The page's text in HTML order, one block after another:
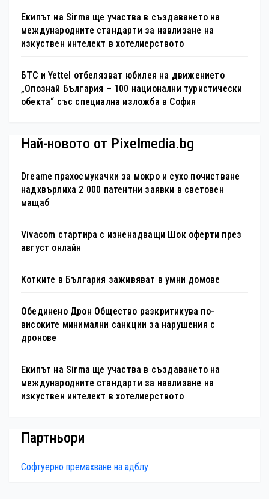
Екипът на Sirma ще участва в създаването на
международните стандарти за навлизане на
изкуствен интелект в хотелиерството
БТС и Yettel отбелязват юбилея на движението
„Опознай България – 100 национални туристически
обекта“ със специална изложба в София
Най-новото от Pixelmedia.bg
Dreame прахосмукачки за мокро и сухо почистване
надхвърлиха 2 000 патентни заявки в световен
мащаб
Vivacom стартира с изненадващи Шок оферти през
август онлайн
Котките в България заживяват в умни домове
Обединено Дрон Общество разкритикува по-
високите минимални санкции за нарушения с
дронове
Екипът на Sirma ще участва в създаването на
международните стандарти за навлизане на
изкуствен интелект в хотелиерството
Партньори
Софтуерно премахване на адблу